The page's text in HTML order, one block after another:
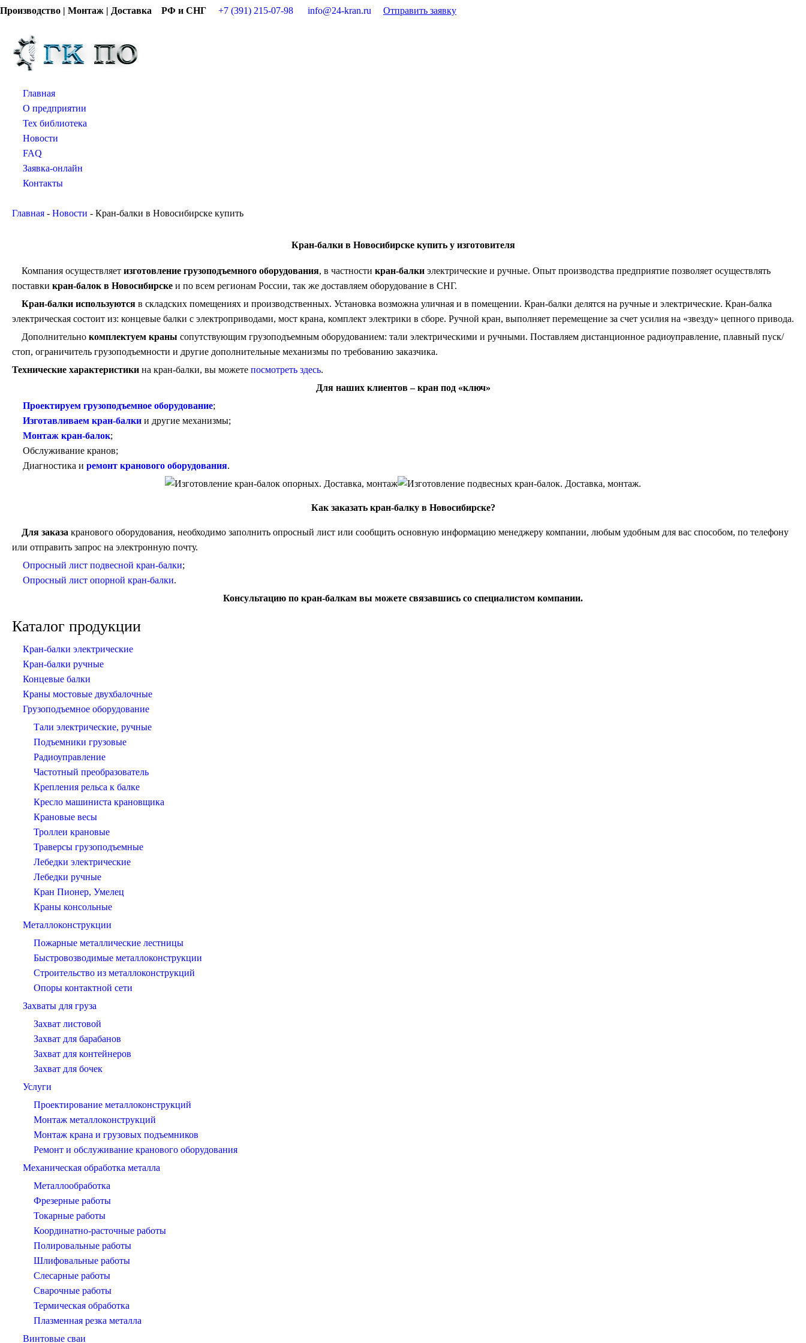
Производство | Монтаж | Доставка РФ и СНГ +7 (391) 215-07-98 info@24-kran.ru Отправить заявку
Главная
О предприятии
Тех библиотека
Новости
FAQ
Заявка-онлайн
Контакты
Главная - Новости - Кран-балки в Новосибирске купить
Кран-балки в Новосибирске купить у изготовителя
Компания осуществляет изготовление грузоподъемного оборудования, в частности кран-балки электрические и ручные. Опыт производства предприятие позволяет осуществлять
поставки кран-балок в Новосибирске и по всем регионам России, так же доставляем оборудование в СНГ.
Кран-балки используются в складских помещениях и производственных. Установка возможна уличная и в помещении. Кран-балки делятся на ручные и электрические. Кран-балка
электрическая состоит из: концевые балки с электроприводами, мост крана, комплект электрики в сборе. Ручной кран, выполняет перемещение за счет усилия на «звезду» цепного привода.
Дополнительно комплектуем краны сопутствующим грузоподъемным оборудованием: тали электрическими и ручными. Поставляем дистанционное радиоуправление, плавный пуск/
стоп, ограничитель грузоподъемности и другие дополнительные механизмы по требованию заказчика.
Технические характеристики на кран-балки, вы можете посмотреть здесь.
Для наших клиентов – кран под «ключ»
Проектируем грузоподъемное оборудование;
Изготавливаем кран-балки и другие механизмы;
Монтаж кран-балок;
Обслуживание кранов;
Диагностика и ремонт кранового оборудования.
Как заказать кран-балку в Новосибирске?
Для заказа кранового оборудования, необходимо заполнить опросный лист или сообщить основную информацию менеджеру компании, любым удобным для вас способом, по телефону
или отправить запрос на электронную почту.
Опросный лист подвесной кран-балки;
Опросный лист опорной кран-балки.
Консультацию по кран-балкам вы можете связавшись со специалистом компании.
Каталог продукции
Кран-балки электрические
Кран-балки ручные
Концевые балки
Краны мостовые двухбалочные
Грузоподъемное оборудование
Тали электрические, ручные
Подъемники грузовые
Радиоуправление
Частотный преобразователь
Крепления рельса к балке
Кресло машиниста крановщика
Крановые весы
Троллеи крановые
Траверсы грузоподъемные
Лебедки электрические
Лебедки ручные
Кран Пионер, Умелец
Краны консольные
Металлоконструкции
Пожарные металлические лестницы
Быстровозводимые металлоконструкции
Строительство из металлоконструкций
Опоры контактной сети
Захваты для груза
Захват листовой
Захват для барабанов
Захват для контейнеров
Захват для бочек
Услуги
Проектирование металлоконструкций
Монтаж металлоконструкций
Монтаж крана и грузовых подъемников
Ремонт и обслуживание кранового оборудования
Механическая обработка металла
Металлообработка
Фрезерные работы
Токарные работы
Координатно-расточные работы
Полировальные работы
Шлифовальные работы
Слесарные работы
Сварочные работы
Термическая обработка
Плазменная резка металла
Винтовые сваи